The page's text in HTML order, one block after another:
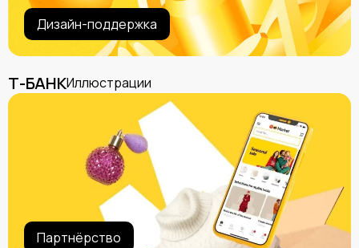
Дизайн-поддержка
Т-БАНКИллюстрации
Партнёрство